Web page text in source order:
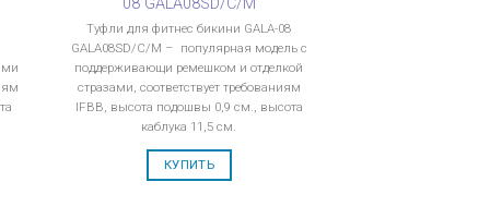
08 GALA08SD/C/M
Туфли для фитнес бикини GALA-08
GALA08SD/C/M – популярная модель с
поддерживающи ремешком и отделкой
стразами, соответствует требованиям
IFBB, высота подошвы 0,9 см., высота
каблука 11,5 см.
КУПИТЬ